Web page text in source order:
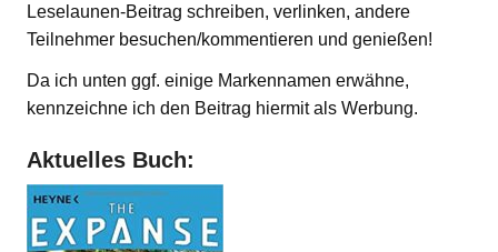
Leselaunen-Beitrag schreiben, verlinken, andere
Teilnehmer besuchen/kommentieren und genießen!
Da ich unten ggf. einige Markennamen erwähne,
kennzeichne ich den Beitrag hiermit als Werbung.
Aktuelles Buch: